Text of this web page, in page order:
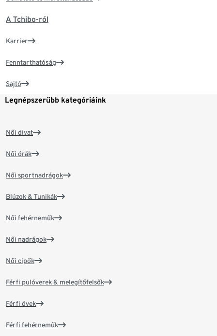
A Tchibo-ról
Karrier
Fenntarthatóság
Sajtó
Legnépszerűbb kategóriáink
Női divat
Női órák
Női sportnadrágok
Blúzok & Tunikák
Női fehérneműk
Női nadrágok
Női cipők
Férfi pulóverek & melegítőfelsők
Férfi övek
Férfi fehérneműk